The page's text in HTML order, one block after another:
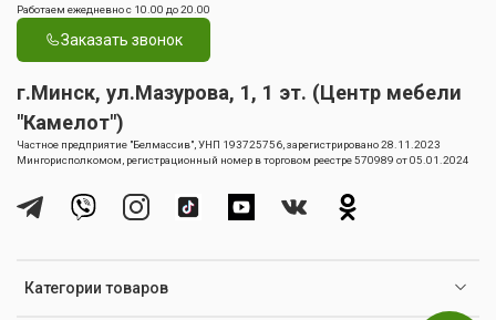
Категории товаров
Работаем ежедневно с 10.00 до 20.00
Заказать звонок
г.Минск, ул.Мазурова, 1, 1 эт. (Центр мебели
"Камелот")
Частное предприятие "Белмассив", УНП 193725756, зарегистрировано 28.11.2023
Мингорисполкомом, регистрационный номер в торговом реестре 570989 от 05.01.2024